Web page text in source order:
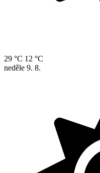
29 °C 12 °C
neděle 9. 8.